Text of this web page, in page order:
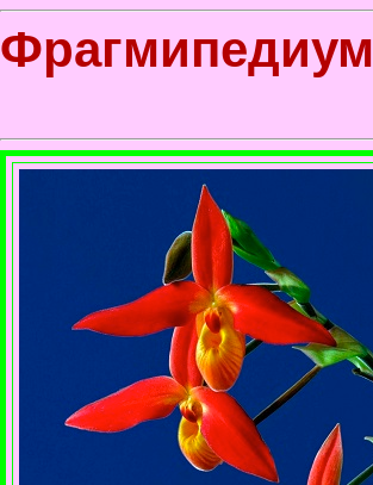
Фрагмипедиум